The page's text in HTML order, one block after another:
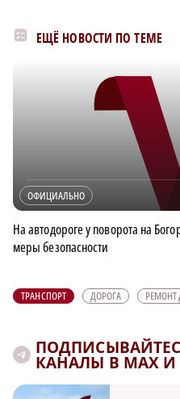
ЕЩЁ НОВОСТИ ПО ТЕМЕ
ОФИЦИАЛЬНО
На автодороге у поворота на
меры безопасности
ТРАНСПОРТ ДОРОГА РЕМОНТ
КАНАЛЫ В MAX И